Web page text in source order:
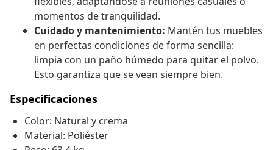
momentos de tranquilidad.
Cuidado y mantenimiento: Mantén tus muebles
en perfectas condiciones de forma sencilla:
limpia con un paño húmedo para quitar el polvo.
Esto garantiza que se vean siempre bien.
Especificaciones
Color: Natural y crema
Material: Poliéster